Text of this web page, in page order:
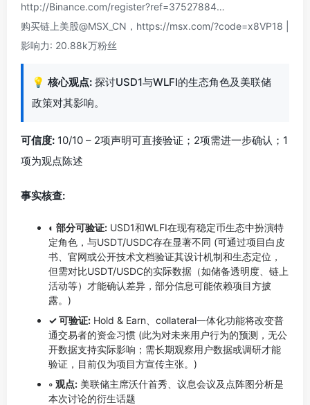
http://Binance.com/register?ref=37527884…
购买链上美股@MSX_CN，https://msx.com/?code=x8VP18 |
影响力: 20.88k万粉丝
💡 核心观点: 探讨USD1与WLFI的生态角色及美联储
政策对其影响。
可信度: 10/10 – 2项声明可直接验证；2项需进一步确认；1
项为观点陈述
事实核查:
◐ 部分可验证: USD1和WLFI在现有稳定币生态中扮演特
定角色，与USDT/USDC存在显著不同 (可通过项目白皮
书、官网或公开技术文档验证其设计机制和生态定位，
但需对比USDT/USDC的实际数据（如储备透明度、链上
活动等）才能确认差异，部分信息可能依赖项目方披
露。)
✓ 可验证: Hold & Earn、collateral一体化功能将改变普
通交易者的资金习惯 (此为对未来用户行为的预测，无公
开数据支持实际影响；需长期观察用户数据或调研才能
验证，目前仅为项目方宣传主张。)
◦ 观点: 美联储主席沃什首秀、议息会议及点阵图分析是
本次讨论的衍生话题